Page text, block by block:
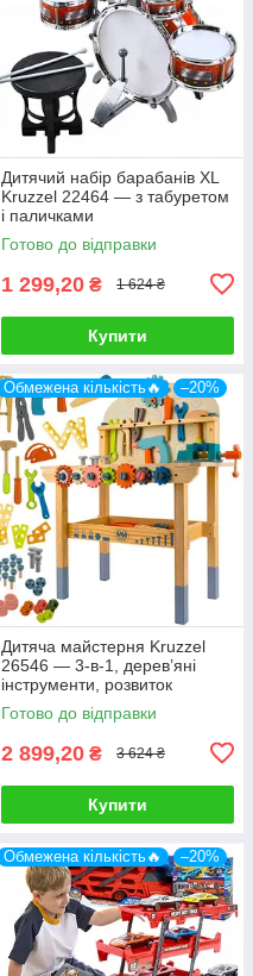
Дитячий набір барабанів XL
Kruzzel 22464 — з табуретом
і паличками
Готово до відправки
1 299,20 ₴ 1 624 ₴
Купити
Обмежена кількість🔥 –20%
Дитяча майстерня Kruzzel
26546 — 3-в-1, дерев’яні
інструменти, розвиток
Готово до відправки
2 899,20 ₴ 3 624 ₴
Купити
Обмежена кількість🔥 –20%